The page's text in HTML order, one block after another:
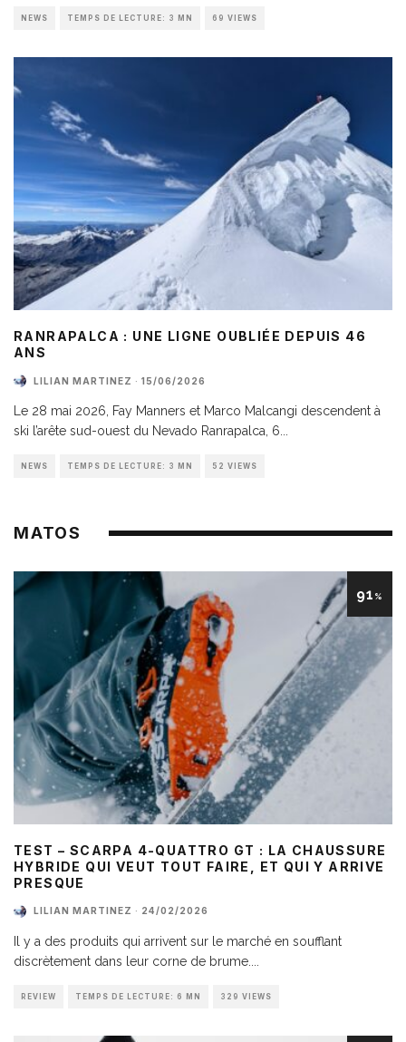
NEWS TEMPS DE LECTURE: 3 MN 69 VIEWS
RANRAPALCA : UNE LIGNE OUBLIÉE DEPUIS 46
ANS
LILIAN MARTINEZ · 15/06/2026
Le 28 mai 2026, Fay Manners et Marco Malcangi descendent à
ski l’arête sud-ouest du Nevado Ranrapalca, 6
NEWS TEMPS DE LECTURE: 3 MN 52 VIEWS
MATOS
91 %
TEST – SCARPA 4-QUATTRO GT : LA CHAUSSURE
HYBRIDE QUI VEUT TOUT FAIRE, ET QUI Y ARRIVE
PRESQUE
LILIAN MARTINEZ · 24/02/2026
Il y a des produits qui arrivent sur le marché en soufflant
discrètement dans leur corne de brume.
REVIEW TEMPS DE LECTURE: 6 MN 329 VIEWS